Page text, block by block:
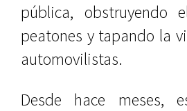
pública, obstruyendo
peatones y tapando la
automovilistas.
Desde hace meses,